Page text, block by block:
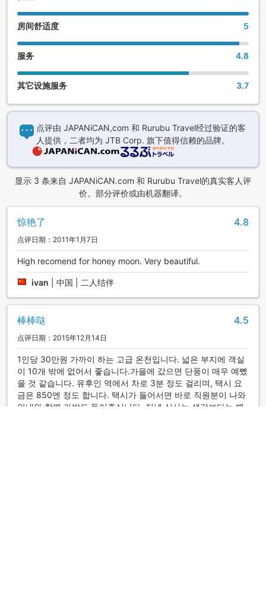
房间舒适度 5
服务 4.8
其它设施服务 3.7
点评由 JAPANiCAN,com 和 Rurubu Travel经过验证的客
人提供，二者均为 JTB Corp. 旗下值得信赖的品牌。
显示 3 条来自 JAPANiCAN.com 和 Rurubu Travel的真实客人评
价。部分评价或由机器翻译。
惊艳了 4.8
点评日期：2011年1月7日
High recomend for honey moon. Very beautiful.
ivan 中国 | 二人结伴
棒棒哒 4.5
点评日期：2015年12月14日
1인당 30만원 가까이 하는 고급 온천입니다. 넓은 부지에 객실
이 10개 밖에 없어서 좋습니다.가을에 갔으면 단풍이 매우 예뻤
을 것 같습니다. 유후인 역에서 차로 3분 정도 걸리며, 택시 요
금은 850엔 정도 합니다. 택시가 들어서면 바로 직원분이 나와
안내와 함께 가방도 들어주십니다. 저녁 식사는 생각보다는 별